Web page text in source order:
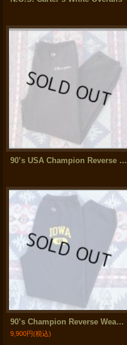
90’s USA Champion Reverse Weave Sweat Pants (黒)
90’s Champion Reverse Weave Sweat Pants
9,900円(税込)